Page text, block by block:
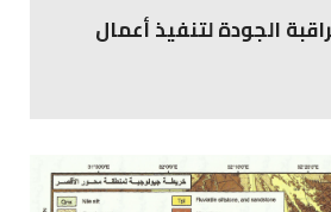
الجودة لتنفيذ أعمال